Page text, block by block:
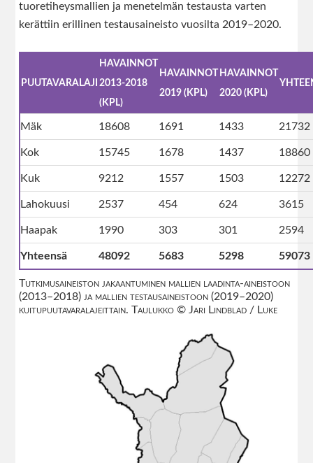
tuoretiheysmallien ja menetelmän testausta varten
kerättiin erillinen testausaineisto vuosilta 2019–2020.
PUUTAVARALAJI
HAVAINNOT
2013-2018
(KPL)
HAVAINNOT
2019 (KPL)
HAVAINNOT
2020 (KPL)
Mäk 18608 1691 1433 21732
Kok 15745 1678 1437 18860
Kuk 9212 1557 1503 12272
Lahokuusi 2537 454 624 3615
Haapak 1990 303 301 2594
Yhteensä 48092 5683 5298 59073
Tutkimusaineiston jakaantuminen mallien laadinta-aineistoon
(2013–2018) ja mallien testausaineistoon (2019–2020)
kuitupuutavaralajeittain. Taulukko © Jari Lindblad / Luke